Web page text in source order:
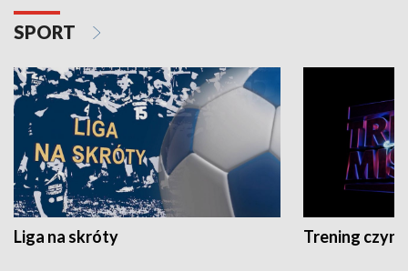
SPORT
Liga na skróty Trening czyni